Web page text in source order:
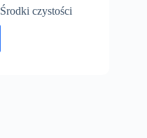
Środki czystości